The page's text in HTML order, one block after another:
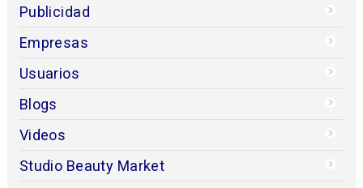
Publicidad
Empresas
Usuarios
Blogs
Videos
Studio Beauty Market